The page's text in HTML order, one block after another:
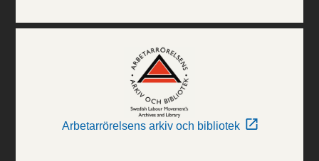
Arbetarrörelsens arkiv och bibliotek